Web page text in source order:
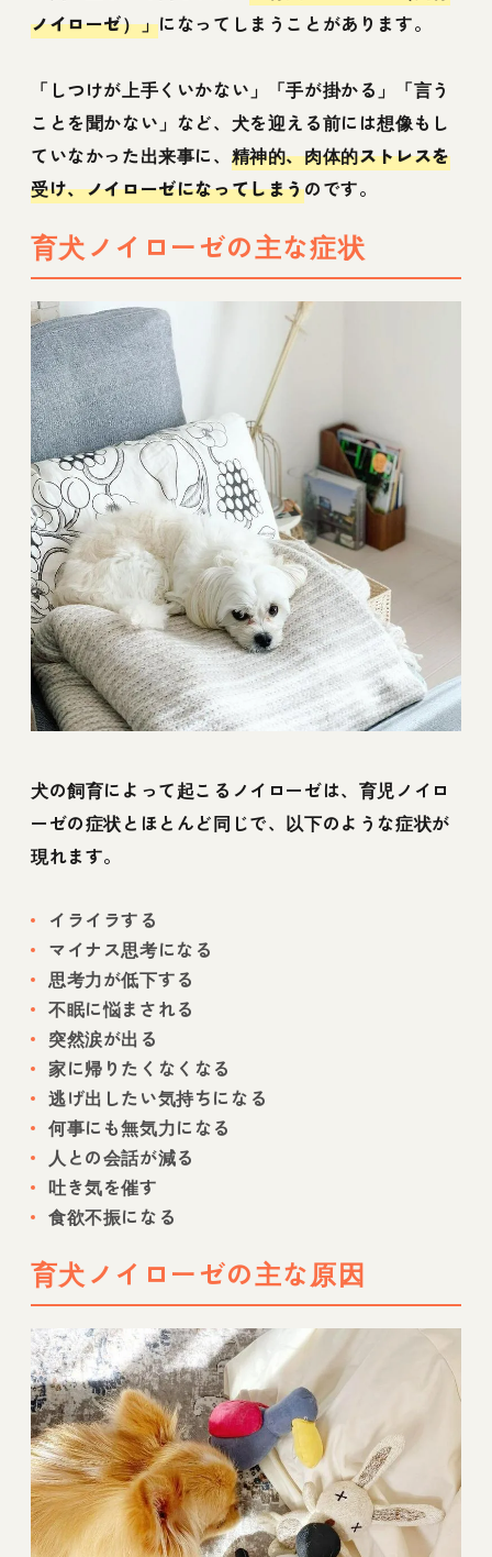
ノイローゼ）」になってしまうことがあります。
「しつけが上手くいかない」「手が掛かる」「言う
ことを聞かない」など、犬を迎える前には想像もし
ていなかった出来事に、 精神的、肉体的ストレスを
受け、ノイローゼになってしまうのです。
育犬ノイローゼの主な症状
犬の飼育によって起こるノイローゼは、育児ノイロ
ーゼの症状とほとんど同じで、以下のような症状が
現れます。
イライラする
マイナス思考になる
思考力が低下する
不眠に悩まされる
突然涙が出る
家に帰りたくなくなる
逃げ出したい気持ちになる
何事にも無気力になる
人との会話が減る
吐き気を催す
食欲不振になる
育犬ノイローゼの主な原因